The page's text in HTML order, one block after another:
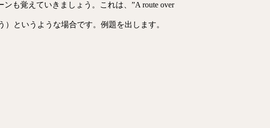
も覚えていきましょう。これは、”A route over
）というような場合です。例題を出します。